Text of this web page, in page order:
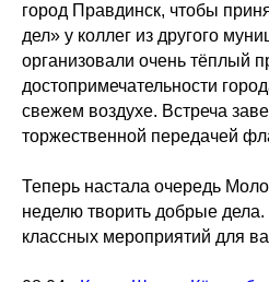
город Правдинск, чтобы
дел» у коллег из другого
организовали очень тёплый
достопримечательности
свежем воздухе. Встреча
торжественной передачей
Теперь настала очередь
неделю творить добрые
классных мероприятий для